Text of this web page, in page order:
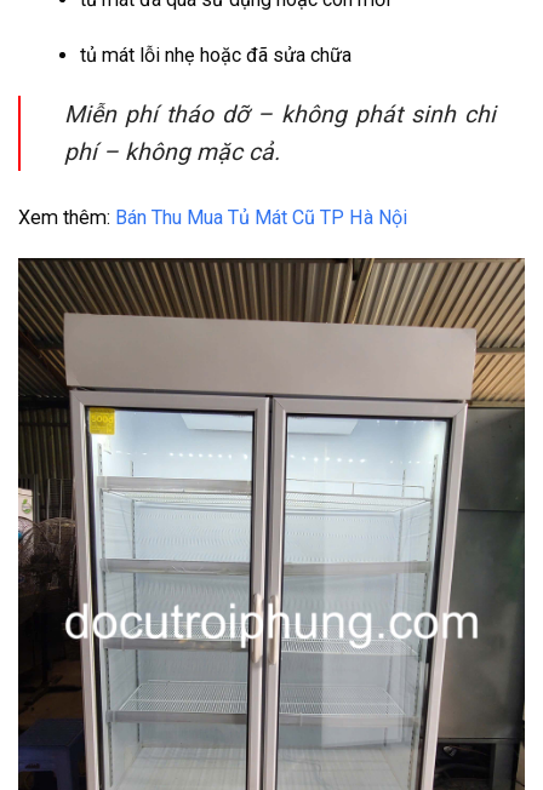
tủ mát lỗi nhẹ hoặc đã sửa chữa
Miễn phí tháo dỡ – không phát sinh chi
phí – không mặc cả.
Xem thêm: Bán Thu Mua Tủ Mát Cũ TP Hà Nội